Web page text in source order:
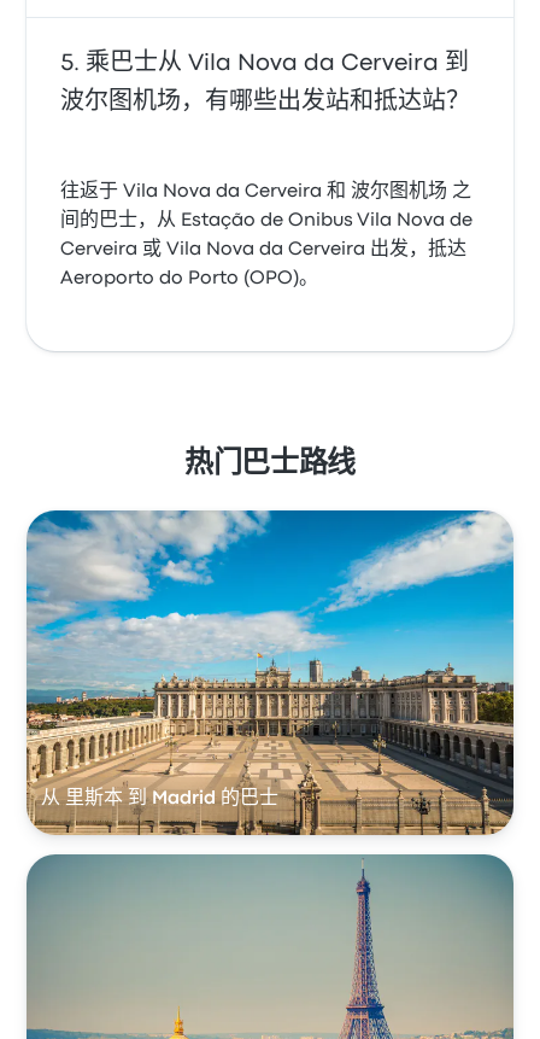
乘巴士从 Vila Nova da Cerveira 到
波尔图机场，有哪些出发站和抵达站？
往返于 Vila Nova da Cerveira 和 波尔图机场 之
间的巴士，从 Estação de Onibus Vila Nova de
Cerveira 或 Vila Nova da Cerveira 出发，抵达
Aeroporto do Porto (OPO)。
热门巴士路线
从 里斯本 到 Madrid 的巴士